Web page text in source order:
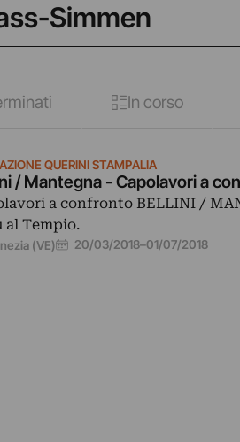
Simmen
In corso
QUERINI STAMPALIA
/ Mantegna - Capolavori a
a confronto BELLINI /
al Tempio.
(VE) 20/03/2018–01/07/2018